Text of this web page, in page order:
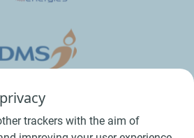
trackers with the aim of